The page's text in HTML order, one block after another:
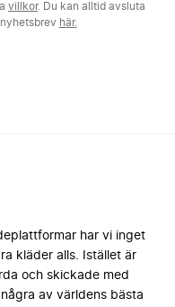
villkor. Du kan alltid avsluta
här.
har vi inget
kläder alls. Istället är
och skickade med
av världens bästa